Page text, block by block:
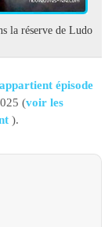
la réserve de Ludo
épisode
(voir les
).